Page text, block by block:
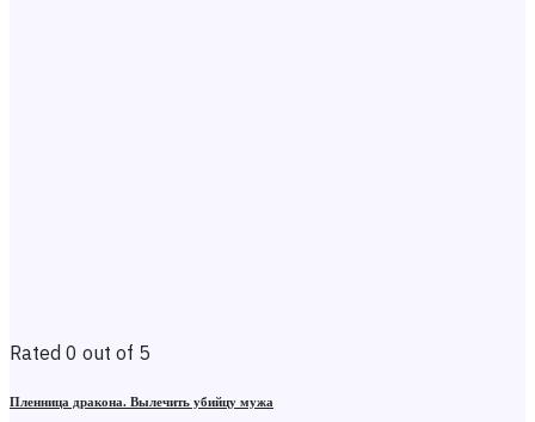
Rated 0 out of 5
Пленница дракона. Вылечить убийцу мужа